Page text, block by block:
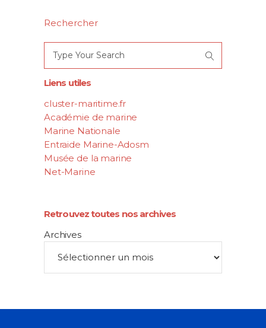
Rechercher
for:
Liens utiles
cluster-maritime.fr
Académie de marine
Marine Nationale
Entraide Marine-Adosm
Musée de la marine
Net-Marine
Retrouvez toutes nos archives
Archives